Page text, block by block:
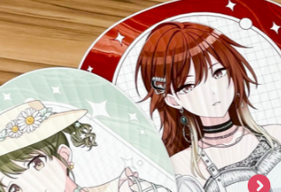
ASOBI STAGE
プレミアム会員とは
ヴイアライヴ
ーズ